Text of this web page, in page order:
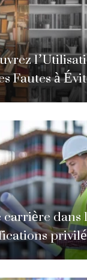
Fautes à
dans